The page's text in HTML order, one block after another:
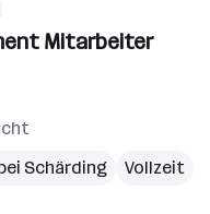
Mitarbeiter
Schärding
Vollzeit